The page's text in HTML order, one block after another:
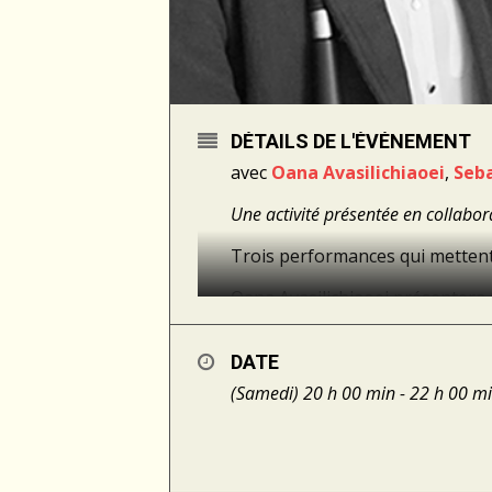
DÉTAILS DE L'ÉVÉNEMENT
avec Oana Avasilichiaoei,
Une activité présentée en
Trois performances qui
Oana Avasilichiaoei
multimedia qui utilise la vidéo,
oeuvre, qui mettra en valeur
Sebastian Dicenaire
et tentaculaire. Au départ, un
DATE
(Samedi) 20 h 00 min - 22 h 00